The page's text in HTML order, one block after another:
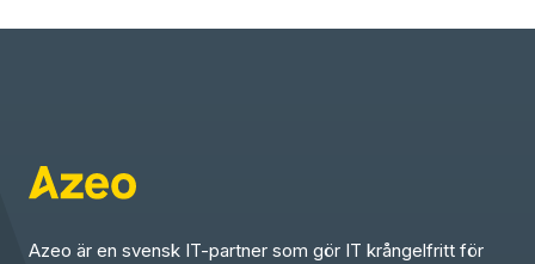
Azeo är en svensk IT-partner som gör IT krångelfritt för